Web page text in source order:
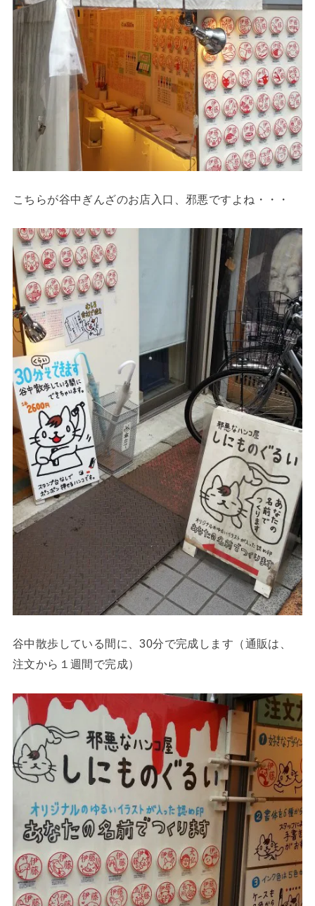
こちらが谷中ぎんざのお店入口、邪悪ですよね・・・
谷中散歩している間に、30分で完成します（通販は、
注文から１週間で完成）